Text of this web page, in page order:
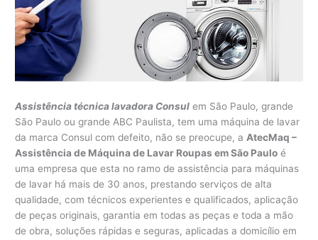
Assistência técnica lavadora Consul em São Paulo, grande
São Paulo ou grande ABC Paulista, tem uma máquina de lavar
da marca Consul com defeito, não se preocupe, aAtecMaq –
Assistência de Máquina de Lavar Roupas em São Paulo é
uma empresa que esta no ramo de assistência para máquinas
de lavar há mais de 30 anos, prestando serviços de alta
qualidade, com técnicos experientes e qualificados, aplicação
de peças originais, garantia em todas as peças e toda a mão
de obra, soluções rápidas e seguras, aplicadas a domicílio em